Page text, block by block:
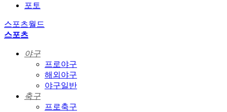
포토
스포츠월드
스포츠
야구
프로야구
해외야구
야구일반
축구
프로축구